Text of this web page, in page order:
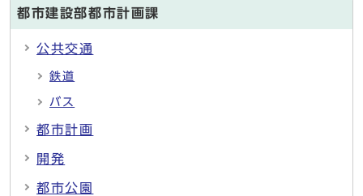
都市建設部都市計画課
公共交通
鉄道
バス
都市計画
開発
都市公園